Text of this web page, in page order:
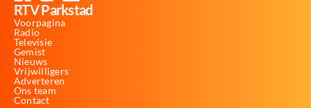
RTV Parkstad
Voorpagina
Radio
Televisie
Gemist
Nieuws
Vrijwilligers
Adverteren
Ons team
Contact